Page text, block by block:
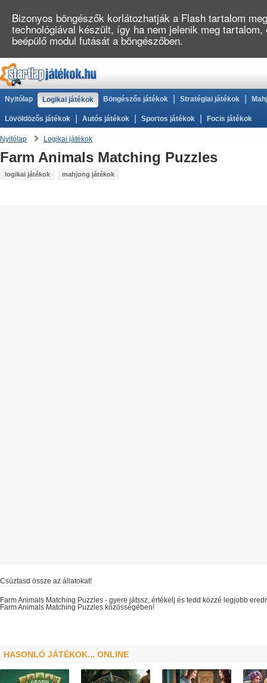
Nyitólap Logikai játékok Böngészős játékok Stratégiai játékok
Lövöldözős játékok Autós játékok Sportos játékok Focis játékok
Nyitólap Logikai játékok
Farm Animals Matching Puzzles
logikai játékok mahjong játékok
Csúztasd össze az állatokat!
Farm Animals Matching Puzzles - gyere játssz, értékelj és tedd közzé legjobb
Farm Animals Matching Puzzles közösségében!
HASONLÓ JÁTÉKOK... ONLINE
Bizonyos böngészők korlátozhatják a Flash tartalom
technológiával készült, így ha nem jelenik meg
beépülő modul futását a böngészőben.